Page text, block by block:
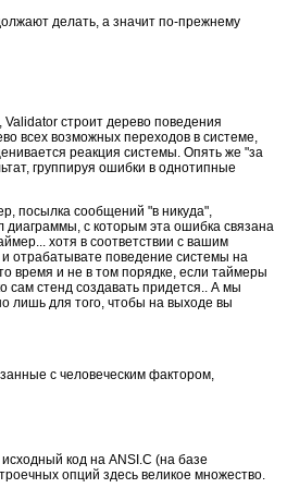
делать, а значит по-прежнему
строит дерево поведения
всех возможных переходов в системе,
реакция системы. Опять же "за
группируя ошибки в однотипные
посылка сообщений "в никуда",
с которым эта ошибка связана
хотя в соответствии с вашим
отрабатывате поведение системы на
время и не в том порядке, если таймеры
сам стенд создавать придется.. А мы
лишь для того, чтобы на выходе вы
с человеческим фактором,
код на ANSI.C (на базе
опций здесь великое множество.